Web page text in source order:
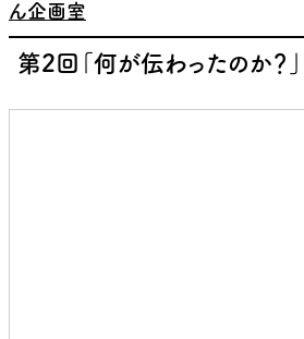
ん企画室
第2回「何が伝わったのか？」